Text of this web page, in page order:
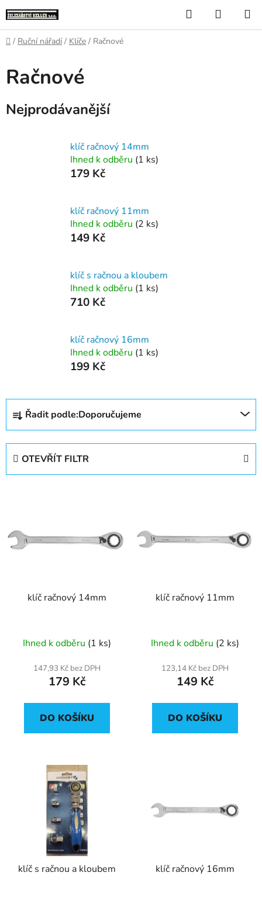
na
obsah
Hledat
KOŠÍK
Domů
/ Ruční nářadí / Klíče / Račnové
Račnové
Nejprodávanější
klíč račnový 14mm
Ihned k odběru (1 ks)
179 Kč
klíč račnový 11mm
Ihned k odběru (2 ks)
149 Kč
klíč s račnou a kloubem
Ihned k odběru (1 ks)
710 Kč
klíč račnový 16mm
Ihned k odběru (1 ks)
199 Kč
Ř
z
o
d
Řadit podle:Doporučujeme
OTEVŘÍT FILTR
i
klíč račnový 14mm
Ihned k odběru (1 ks)
147,93 Kč bez DPH
179 Kč
DO KOŠÍKU
klíč račnový 11mm
Ihned k odběru (2 ks)
123,14 Kč bez DPH
149 Kč
DO KOŠÍKU
klíč s račnou a kloubem klíč račnový 16mm